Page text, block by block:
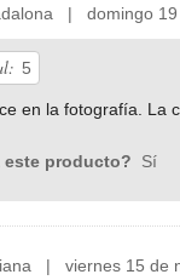
| domingo 19
5
en la fotografía. La
este producto? Sí
| viernes 15 de